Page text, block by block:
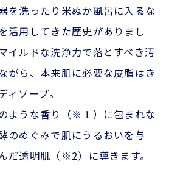
を洗ったり米ぬか風呂に入るな
活用してきた歴史がありまし
イルドな洗浄力で落とすべき汚
がら、本来肌に必要な皮脂はき
ィソープ。
ような香り（※１）に包まれな
のめぐみで肌にうるおいを与
だ透明肌（※2）に導きます。